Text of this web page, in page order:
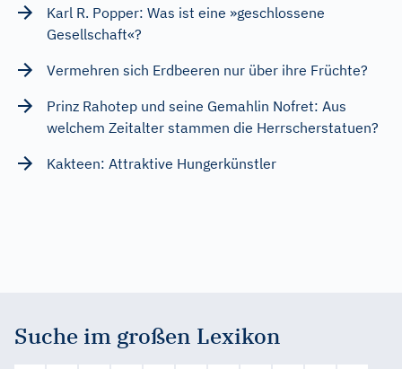
Karl R. Popper: Was ist eine »geschlossene
Gesellschaft«?
Vermehren sich Erdbeeren nur über ihre Früchte?
Prinz Rahotep und seine Gemahlin Nofret: Aus
welchem Zeitalter stammen die Herrscherstatuen?
Kakteen: Attraktive Hungerkünstler
Suche im großen Lexikon